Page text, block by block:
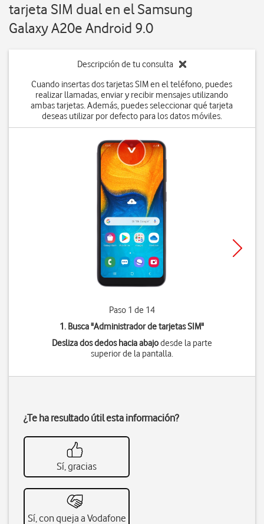
tarjeta SIM dual en el Samsung
Galaxy A20e Android 9.0
Descripción de tu consulta
Cuando insertas dos tarjetas SIM en el teléfono, puedes
realizar llamadas, enviar y recibir mensajes utilizando
ambas tarjetas. Además, puedes seleccionar qué tarjeta
deseas utilizar por defecto para los datos móviles.
Paso 1 de 14
1. Busca "Administrador de tarjetas SIM"
Desliza dos dedos hacia abajodesde la parte
superior de la pantalla.
¿Te ha resultado útil esta información?
Sí, gracias
Sí, con queja a Vodafone